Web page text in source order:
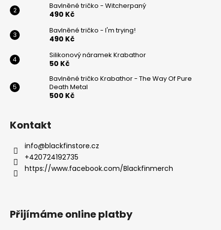
Bavlněné tričko - Witcherpaný
490 Kč
Bavlněné tričko - I'm trying!
490 Kč
Silikonový náramek Krabathor
50 Kč
Bavlněné tričko Krabathor - The Way Of Pure
Death Metal
500 Kč
Kontakt
info@blackfinstore.cz
+420724192735
https://www.facebook.com/Blackfinmerch
Přijímáme online platby